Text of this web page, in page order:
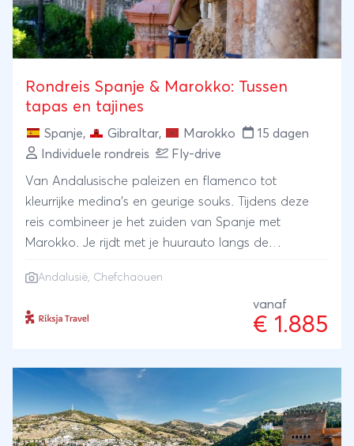
Rondreis Spanje & Marokko: Tussen
tapas en tajines
Spanje, Gibraltar, Marokko
15 dagen
Individuele rondreis
Fly-drive
Van Andalusische paleizen en flamenco tot
kleurrijke medina’s en geurige souks. Tijdens deze
reis combineer je het zuiden van Spanje met
Marokko. Je rijdt met je huurauto langs de
Gibraltar over en reist vervolgens per bus en trein
verder naar Chefchaouen, Fès en Marrakech. Met
lokale gidsen ontdek je de cultuur, tradities en
elkaar liggen.
Andalusië, Chefchaouen
vanaf
€ 1.885